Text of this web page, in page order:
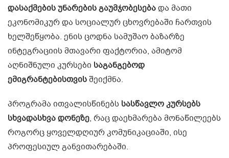
დასაქმების უნარების გაუმჯობესებადა მათი
ეკონომიკურ და სოციალურ ცხოვრებაში ჩართვის
ხელშეწყობა. ენის ცოდნა სამუშაო ბაზარზე
ინტეგრაციის მთავარი ფაქტორია, ამიტომ
აღნიშნული კურსები საგანგებოდ
ემიგრანტებისთვისშეიქმნა.
პროგრამა ითვალისწინებს სასწავლო კურსებს
სხვადასხვა დონეზე, რაც დაეხმარება მონაწილეებს
როგორც ყოველდღიურ კომუნიკაციაში, ისე
პროფესიულ განვითარებაში.